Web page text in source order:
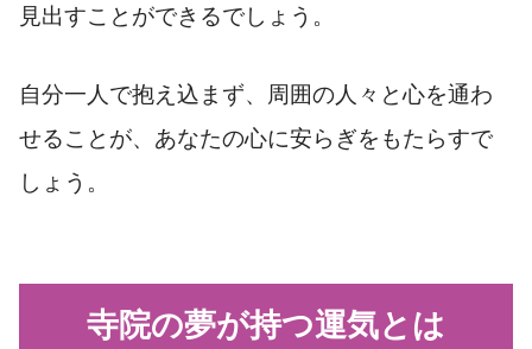
見出すことができるでしょう。
自分一人で抱え込まず、周囲の人々と心を通わ
せることが、あなたの心に安らぎをもたらすで
しょう。
寺院の夢が持つ運気とは